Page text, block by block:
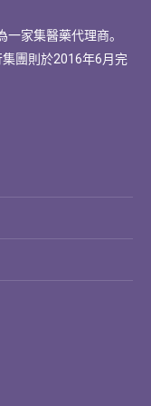
家集醫藥代理商。
團則於2016年6月完